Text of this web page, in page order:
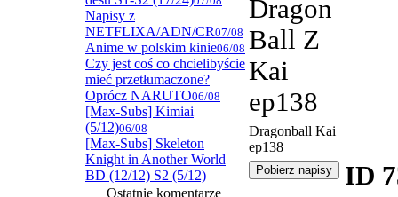
Napisy z
NETFLIXA/ADN/CR07/08
Anime w polskim kinie06/08
Czy jest coś co chcielibyście
mieć przetłumaczone?
Oprócz NARUTO06/08
[Max-Subs] Kimiai
(5/12)06/08
[Max-Subs] Skeleton
Knight in Another World
BD (12/12) S2 (5/12)
Ostatnie komentarze
Dragon
Ball Z
Kai
ep138
Dragonball Kai
ep138
ID